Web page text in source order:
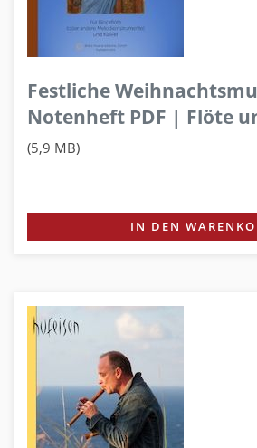
Festliche
Notenheft PDF | Flöte
(5,9 MB)
IN DEN